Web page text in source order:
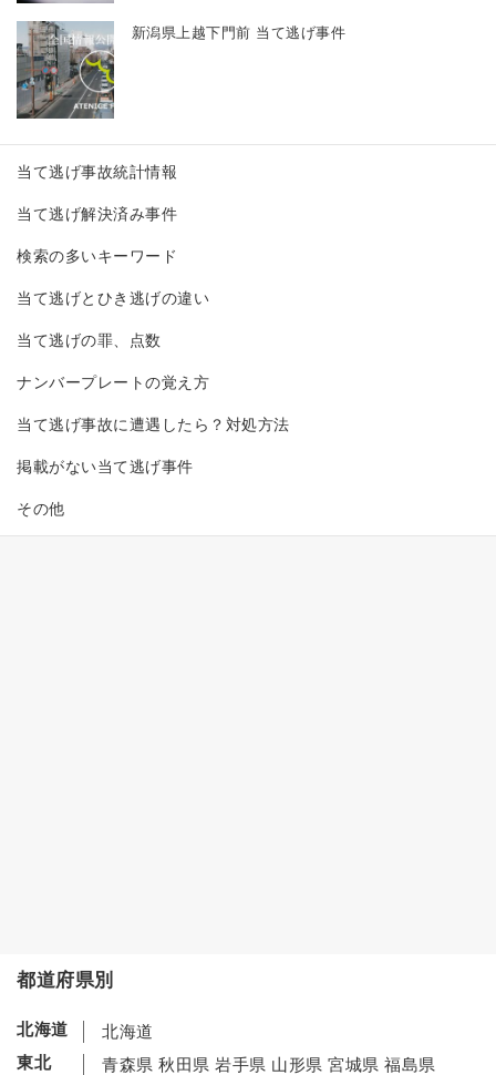
新潟県上越下門前 当て逃げ事件
当て逃げ事故統計情報
当て逃げ解決済み事件
検索の多いキーワード
当て逃げとひき逃げの違い
当て逃げの罪、点数
ナンバープレートの覚え方
当て逃げ事故に遭遇したら？対処方法
掲載がない当て逃げ事件
その他
都道府県別
北海道
北海道
東北
青森県 秋田県 岩手県 山形県 宮城県 福島県